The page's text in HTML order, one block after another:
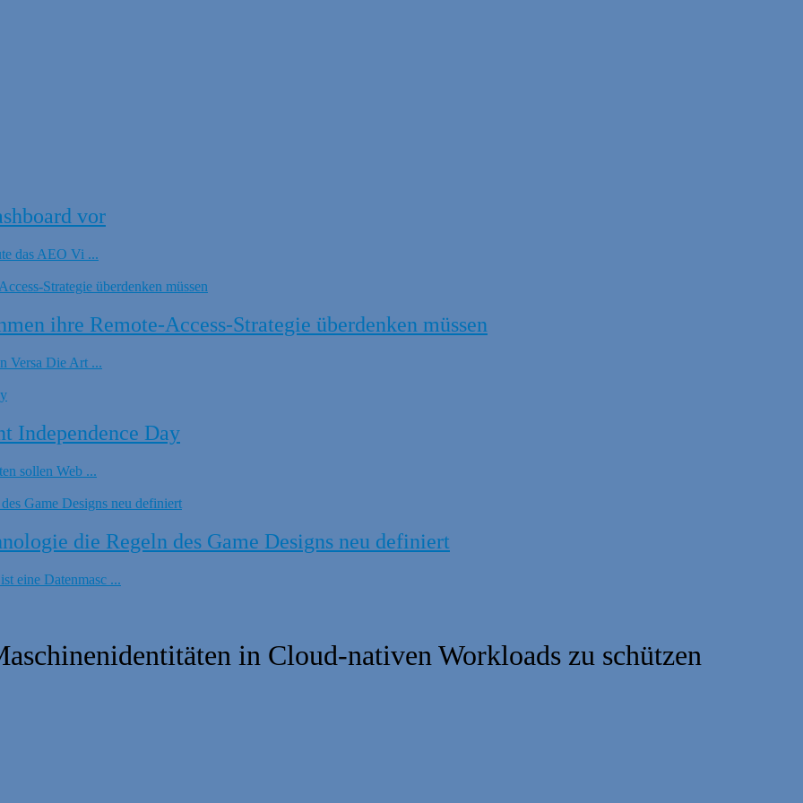
vor
das AEO Vi ...
ihre Remote-Access-Strategie überdenken müssen
Versa Die Art ...
Independence Day
sollen Web ...
die Regeln des Game Designs neu definiert
eine Datenmasc ...
in Cloud-nativen Workloads zu schützen